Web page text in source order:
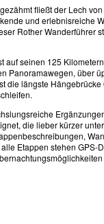
fließt der Lech
und erlebnisreiche
Rother Wanderführer
auf seinen 125
Panoramawegen, über
die längste
die lieber kürzer
Etappen stehen